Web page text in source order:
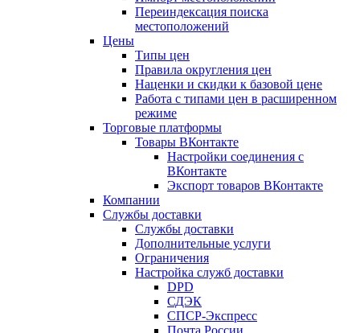
Переиндексация поиска
местоположений
Цены
Типы цен
Правила округления цен
Наценки и скидки к базовой цене
Работа с типами цен в расширенном
режиме
Торговые платформы
Товары ВКонтакте
Настройки соединения с
ВКонтакте
Экспорт товаров ВКонтакте
Компании
Службы доставки
Службы доставки
Дополнительные услуги
Ограничения
Настройка служб доставки
DPD
СДЭК
СПСР-Экспресс
Почта России